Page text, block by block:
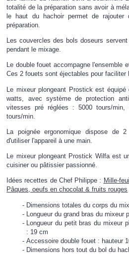
totalité de la préparation sans avoir à
le haut du hachoir permet de rajouter
préparation.
Les couvercles des bols doseurs
pendant le mixage.
Le double fouet accompagne l'ensemble
Ces 2 fouets sont éjectables pour faciliter
Le mixeur plongeant Prostick est
watts, avec système de protection
vitesses pré réglées : 5000 tours/
tours/min.
La poignée ergonomique dispose de
d'utiliser l'appareil à une main.
Le mixeur plongeant Prostick Wilfa est
cuisiner ou pâtissier passionné.
Idées recettes de Chef Philippe : Mille-
Pâques, oeufs en chocolat & fruits rouges
Dimensions totales du corps du
Longueur du grand bras du mixeur
Longueur du petit bras du mixeur
: 19 cm
Accessoire double fouet : hauteur
Dimensions hors tout du bol du